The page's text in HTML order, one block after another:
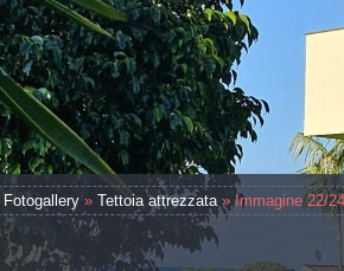
Fotogallery» Tettoia attrezzata» Immagine 22/24